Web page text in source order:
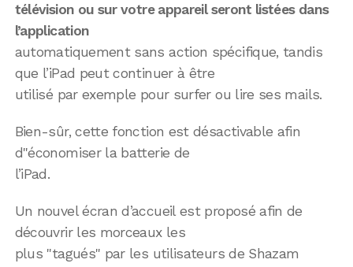
télévision ou sur votre appareil seront listées dans
l’application
automatiquement sans action spécifique, tandis
que l’iPad peut continuer à être
utilisé par exemple pour surfer ou lire ses mails.
Bien-sûr, cette fonction est désactivable afin
d"économiser la batterie de
l’iPad.
Un nouvel écran d’accueil est proposé afin de
découvrir les morceaux les
plus "tagués" par les utilisateurs de Shazam